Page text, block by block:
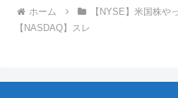
ホーム
【NYSE】米国株や
【NASDAQ】スレ